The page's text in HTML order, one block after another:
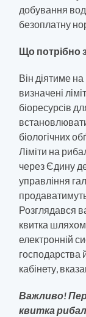
добування
безоплатну
Що потрібно
Він діятиме
визначені
біоресурсів
біологічних
Ліміти на
через Єдину
управління
Розглядався
квитка шляхом
електронній
господарства
кабінету,
Важливо!
квитка